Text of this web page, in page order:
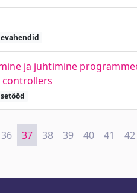
ja juhtimine
36 37 38 39 40 41 42